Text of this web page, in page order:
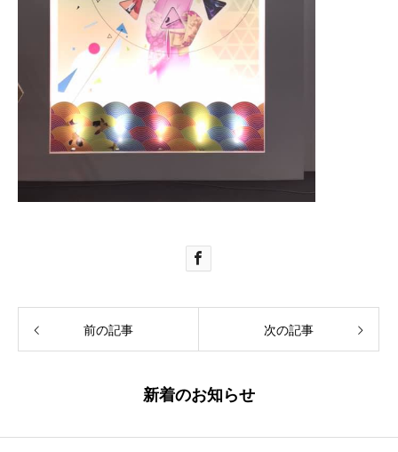
前の記事 次の記事
新着のお知らせ